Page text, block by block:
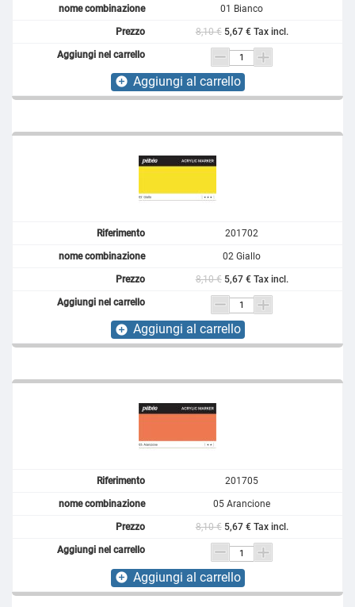
01 Bianco
8,10 € 5,67 € Tax incl.
add_circle Aggiungi al carrello
201702
02 Giallo
8,10 € 5,67 € Tax incl.
add_circle Aggiungi al carrello
201705
05 Arancione
8,10 € 5,67 € Tax incl.
add_circle Aggiungi al carrello